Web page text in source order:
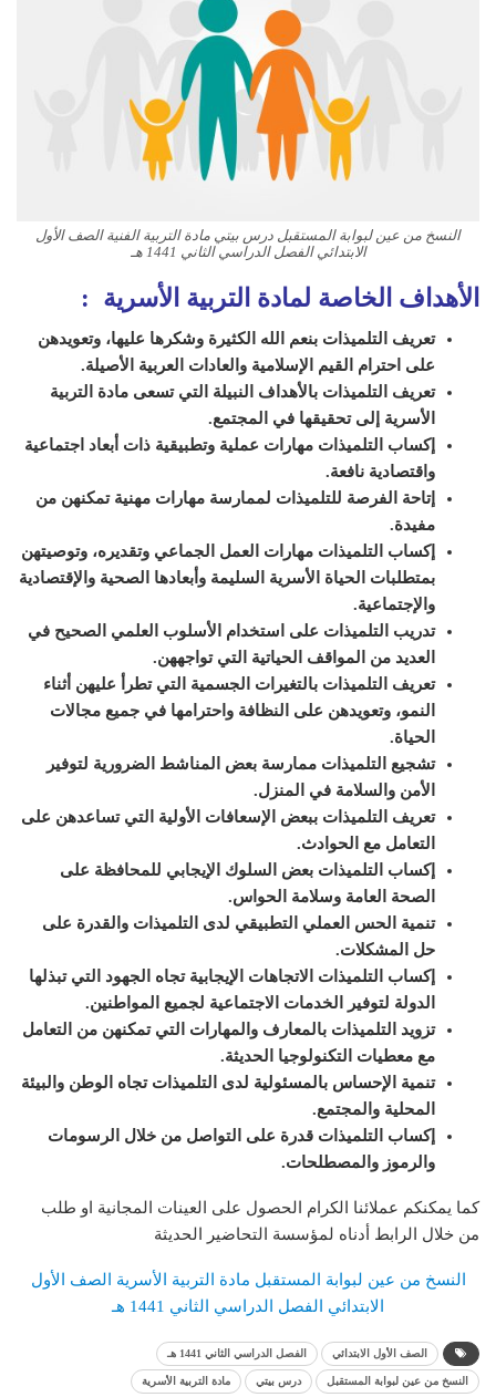
النسخ من عين لبوابة المستقبل درس بيتي مادة التربية الفنية الصف الأول
الابتدائي الفصل الدراسي الثاني 1441 هـ
الأهداف الخاصة لمادة التربية الأسرية :
تعريف التلميذات بنعم الله الكثيرة وشكرها عليها، وتعويدهن
على احترام القيم الإسلامية والعادات العربية الأصيلة.
تعريف التلميذات بالأهداف النبيلة التي تسعى مادة التربية
الأسرية إلى تحقيقها في المجتمع.
إكساب التلميذات مهارات عملية وتطبيقية ذات أبعاد اجتماعية
واقتصادية نافعة.
إتاحة الفرصة للتلميذات لممارسة مهارات مهنية تمكنهن من
مفيدة.
إكساب التلميذات مهارات العمل الجماعي وتقديره، وتوصيتهن
بمتطلبات الحياة الأسرية السليمة وأبعادها الصحية والإقتصادية
والإجتماعية.
تدريب التلميذات على استخدام الأسلوب العلمي الصحيح في
العديد من المواقف الحياتية التي تواجههن.
تعريف التلميذات بالتغيرات الجسمية التي تطرأ عليهن أثناء
النمو، وتعويدهن على النظافة واحترامها في جميع مجالات
الحياة.
تشجيع التلميذات ممارسة بعض المناشط الضرورية لتوفير
الأمن والسلامة في المنزل.
تعريف التلميذات ببعض الإسعافات الأولية التي تساعدهن على
التعامل مع الحوادث.
إكساب التلميذات بعض السلوك الإيجابي للمحافظة على
الصحة العامة وسلامة الحواس.
تنمية الحس العملي التطبيقي لدى التلميذات والقدرة على
حل المشكلات.
إكساب التلميذات الاتجاهات الإيجابية تجاه الجهود التي تبذلها
الدولة لتوفير الخدمات الاجتماعية لجميع المواطنين.
تزويد التلميذات بالمعارف والمهارات التي تمكنهن من التعامل
مع معطيات التكنولوجيا الحديثة.
تنمية الإحساس بالمسئولية لدى التلميذات تجاه الوطن والبيئة
المحلية والمجتمع.
إكساب التلميذات قدرة على التواصل من خلال الرسومات
والرموز والمصطلحات.
كما يمكنكم عملائنا الكرام الحصول على العينات المجانية او طلب
من خلال الرابط أدناه لمؤسسة التحاضير الحديثة
النسخ من عين لبوابة المستقبل مادة التربية الأسرية الصف الأول
الابتدائي الفصل الدراسي الثاني 1441 هـ
الصف الأول الابتدائي الفصل الدراسي الثاني 1441 هـ
النسخ من عين لبوابة المستقبل درس بيتي مادة التربية الأسرية